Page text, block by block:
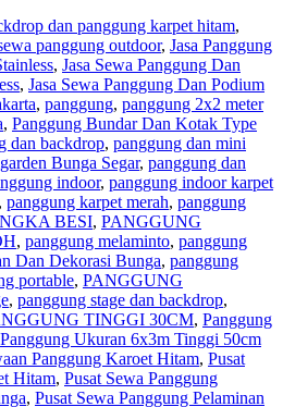
dan panggung karpet hitam,
panggung outdoor, Jasa Panggung
, Jasa Sewa Panggung Dan
, Jasa Sewa Panggung Dan Podium
, panggung, panggung 2x2 meter
, Panggung Bundar Dan Kotak Type
dan backdrop, panggung dan mini
Bunga Segar, panggung dan
indoor, panggung indoor karpet
, panggung karpet merah, panggung
BESI, PANGGUNG
, panggung melaminto, panggung
Dan Dekorasi Bunga, panggung
portable, PANGGUNG
, panggung stage dan backdrop,
TINGGI 30CM, Panggung
Panggung Ukuran 6x3m Tinggi 50cm
Panggung Karoet Hitam, Pusat
Hitam, Pusat Sewa Panggung
, Pusat Sewa Panggung Pelaminan